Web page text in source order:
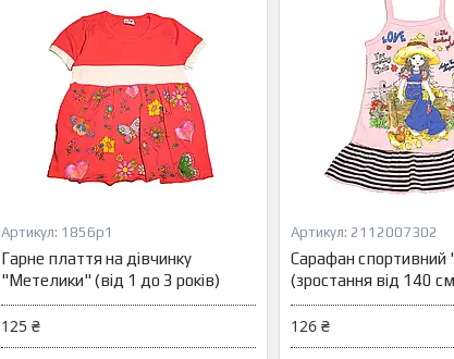
1856р1
Гарне плаття на дівчинку
"Метелики" (від 1 до 3 років)
125 ₴
2112007302
Сарафан спортивний
(зростання від 140
126 ₴